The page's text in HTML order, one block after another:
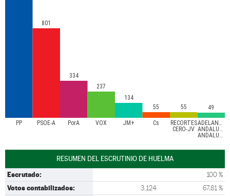
PP PSOE-A PorA VOX JM+ Cs
RECORTES
CERO-JV
ADELANTE
ANDALUCÍA-
ANDALUCISTAS
801
334
237
134
55
55 49
RESUMEN DEL ESCRUTINIO DE HUELMA
Escrutado: 100 %
Votos contabilizados: 3.124 67,81 %